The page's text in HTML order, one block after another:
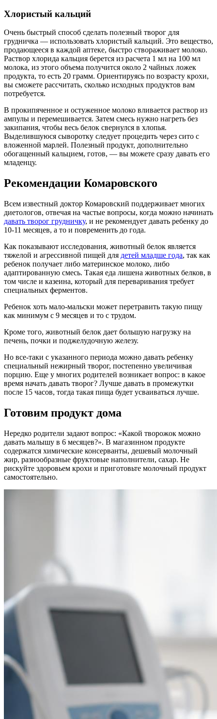
Хлористый кальций
Очень быстрый способ сделать полезный творог для
грудничка — использовать хлористый кальций. Это вещество,
продающееся в каждой аптеке, быстро створаживает молоко.
Раствор хлорида кальция берется из расчета 1 мл на 100 мл
молока, из этого объема получится около 2 чайных ложек
продукта, то есть 20 грамм. Ориентируясь по возрасту крохи,
вы сможете рассчитать, сколько исходных продуктов вам
потребуется.
В прокипяченное и остуженное молоко вливается раствор из
ампулы и перемешивается. Затем смесь нужно нагреть без
закипания, чтобы весь белок свернулся в хлопья.
Выделившуюся сыворотку следует процедить через сито с
вложенной марлей. Полезный продукт, дополнительно
обогащенный кальцием, готов, — вы можете сразу давать его
младенцу.
Рекомендации Комаровского
Всем известный доктор Комаровский поддерживает многих
диетологов, отвечая на частые вопросы, когда можно начинать
давать творог грудничку, и не рекомендует давать ребенку до
10-11 месяцев, а то и повременить до года.
Как показывают исследования, животный белок является
тяжелой и агрессивной пищей для детей младше года, так как
ребенок получает либо материнское молоко, либо
адаптированную смесь. Такая еда лишена животных белков, в
том числе и казеина, который для переваривания требует
специальных ферментов.
Ребенок хоть мало-мальски может перетравить такую пищу
как минимум с 9 месяцев и то с трудом.
Кроме того, животный белок дает большую нагрузку на
печень, почки и поджелудочную железу.
Но все-таки с указанного периода можно давать ребенку
специальный нежирный творог, постепенно увеличивая
порцию. Еще у многих родителей возникает вопрос: в какое
время начать давать творог? Лучше давать в промежутки
после 15 часов, тогда такая пища будет усваиваться лучше.
Готовим продукт дома
Нередко родители задают вопрос: «Какой творожок можно
давать малышу в 6 месяцев?». В магазинном продукте
содержатся химические консерванты, дешевый молочный
жир, разнообразные фруктовые наполнители, сахар. Не
рискуйте здоровьем крохи и приготовьте молочный продукт
самостоятельно.